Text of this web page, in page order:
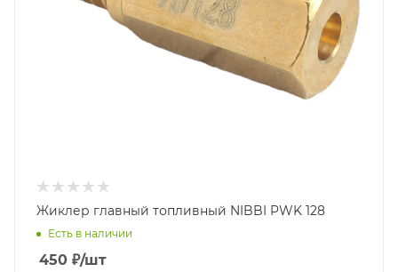
Жиклер главный топливный NIBBI PWK 128
Есть в наличии
450 ₽/шт